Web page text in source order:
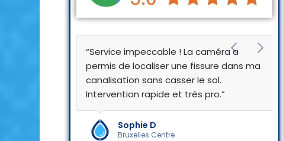
“Service impeccable ! La caméra a
permis de localiser une fissure dans ma
canalisation sans casser le sol.
Intervention rapide et très pro.”
Sophie D
Bruxelles Centre